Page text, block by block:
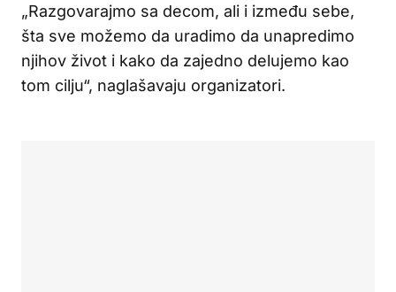
„Razgovarajmo sa decom, ali i između sebe,
šta sve možemo da uradimo da unapredimo
njihov život i kako da zajedno delujemo kao
tom cilju“, naglašavaju organizatori.